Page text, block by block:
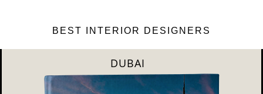
BEST INTERIOR DESIGNERS
RIYAHD